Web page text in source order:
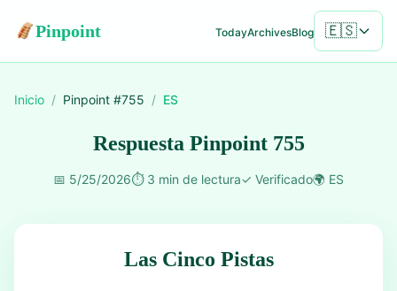
Pinpoint TodayArchivesBlog 🇪🇸
Inicio / Pinpoint #755 / ES
Respuesta Pinpoint 755
📅 5/25/2026⏱️ 3 min de lectura✓ Verificado🌍 ES
Las Cinco Pistas